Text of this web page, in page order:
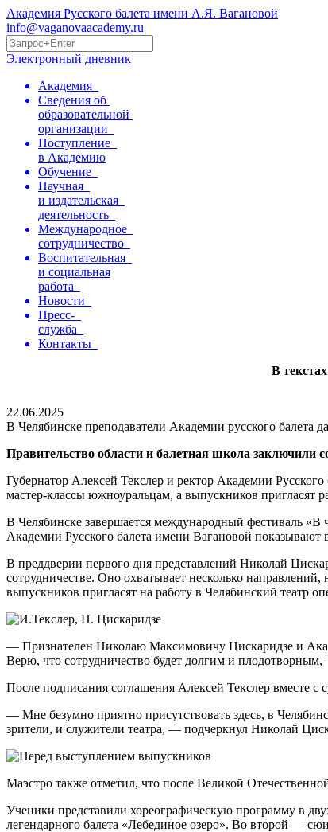
Академия Русского балета имени А.Я. Вагановой
info@vaganovaacademy.ru
Электронный дневник
Академия
Сведения об
образовательной
организации
Поступление
в Академию
Обучение
Научная
и издательская
деятельность
Международное
сотрудничество
Воспитательная
и социальная
работа
Новости
Пресс-
служба
Контакты
В
22.06.2025
В Челябинске преподаватели Академии русского балета
Правительство области и балетная школа заключили
Губернатор Алексей Текслер и ректор Академии
мастер-классы южноуральцам, а выпускников пригласят
В Челябинске завершается международный фестиваль
Академии Русского балета имени Вагановой
В преддверии первого дня представлений Николай
сотрудничестве. Оно охватывает несколько
выпускников пригласят на работу в Челябинский театр
— Признателен Николаю Максимовичу Цискаридзе и
Верю, что сотрудничество будет долгим и
После подписания соглашения Алексей Текслер вместе
— Мне безумно приятно присутствовать здесь, в
зрители, и служители театра, — подчеркнул Николай
Маэстро также отметил, что после Великой
Ученики представили хореографическую программу в
легендарного балета «Лебединое озеро». Во второй —